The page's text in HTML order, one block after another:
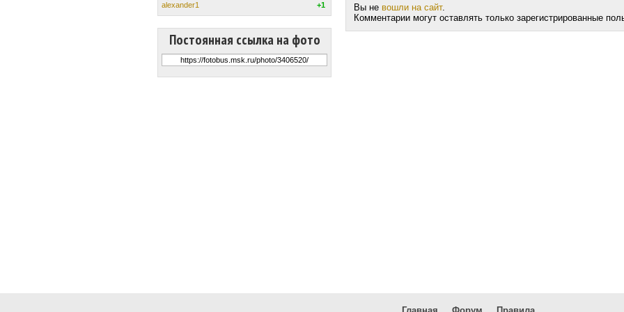
alexander1
+1
Постоянная ссылка на фото
Вы не вошли на сайт.
Комментарии могут оставлять только зарегистрированные